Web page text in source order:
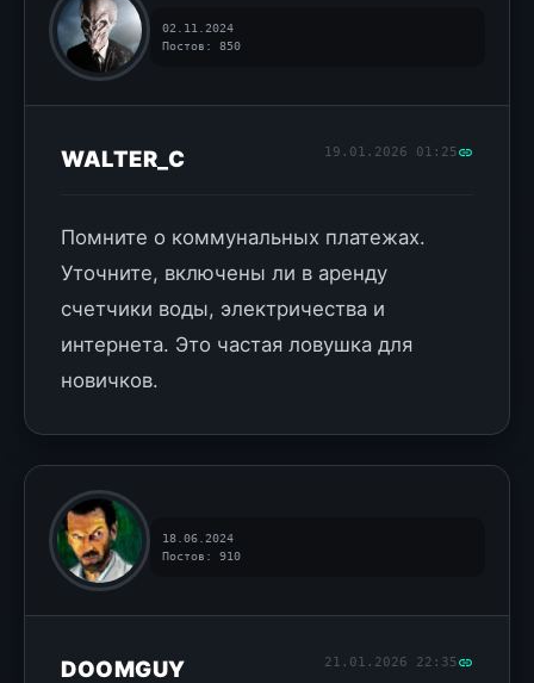
02.11.2024
Постов: 850
WALTER_C 19.01.2026 01:25
Помните о коммунальных платежах.
Уточните, включены ли в аренду
счетчики воды, электричества и
интернета. Это частая ловушка для
новичков.
18.06.2024
Постов: 910
DOOMGUY 21.01.2026 22:35